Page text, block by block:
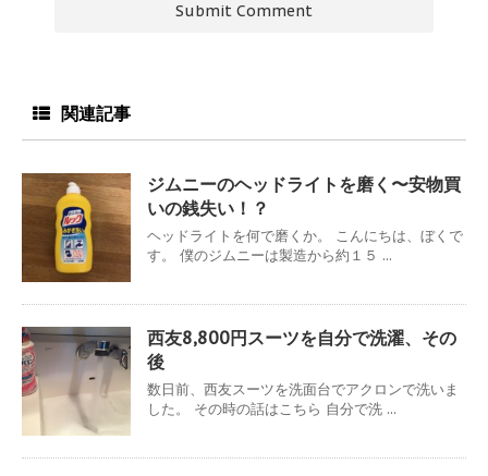
関連記事
ジムニーのヘッドライトを磨く〜安物買
いの銭失い！？
ヘッドライトを何で磨くか。 こんにちは、ぼくで
す。 僕のジムニーは製造から約１５ ...
西友8,800円スーツを自分で洗濯、その
後
数日前、西友スーツを洗面台でアクロンで洗いま
した。 その時の話はこちら 自分で洗 ...